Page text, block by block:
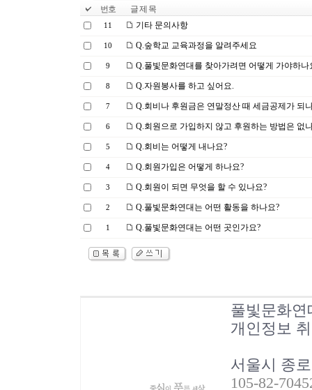
번호 글 제 목
11 기타 문의사항
10 Q.숲학교 교육과정을 알려주세요
9 Q.풀빛문화연대를 찾아가려면 어떻게 가야하나
8 Q.자원봉사를 하고 싶어요.
7 Q.회비나 후원금은 연말정산 때 세금공제가 되
6 Q.회원으로 가입하지 않고 후원하는 방법은 없
5 Q.회비는 어떻게 내나요?
4 Q.회원가입은 어떻게 하나요?
3 Q.회원이 되면 무엇을 할 수 있나요?
2 Q.풀빛문화연대는 어떤 활동을 하나요?
1 Q.풀빛문화연대는 어떤 곳인가요?
풀빛문화연
개인정보
서울시 종
105-82-